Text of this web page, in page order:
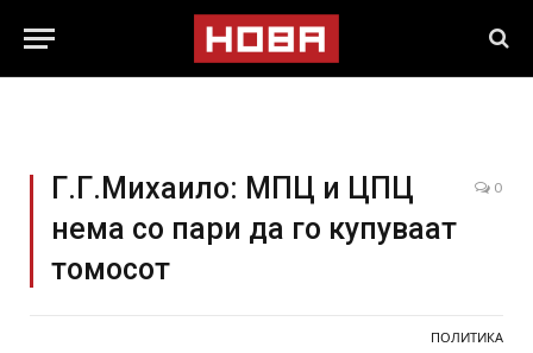
Г.Г.Михаило: МПЦ и ЦПЦ
нема со пари да го купуваат
томосот
0
ПОЛИТИКА